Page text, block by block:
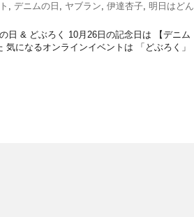
, デニムの日 , ヤブラン, 伊達杏子, 明日はどん
& どぶろく 10月26日の記念日は 【デニム
になるオンラインイベントは 「どぶろく」